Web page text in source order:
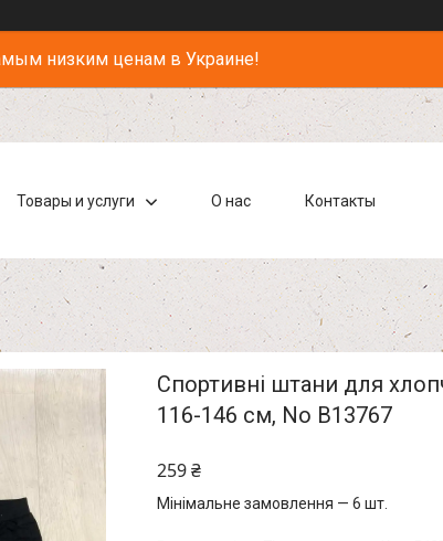
низким ценам в Украине!
Товары и услуги О нас Контакты
Спортивні штани для
116-146 см, No B13767
259 ₴
Мінімальне замовлення — 6 шт.